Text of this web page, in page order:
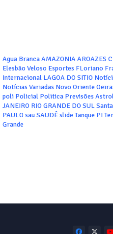
Agua BrancaAMAZONIAAROAZES
Elesbão Veloso Esportes FLoriano
Internacional LAGOA DO SITIO
Notícias Variadas Novo Oriente
poli Policial Politica Previsões
JANEIRO RIO GRANDE DO SUL
PAULOsauSAUDÊslide Tanque PI
Grande